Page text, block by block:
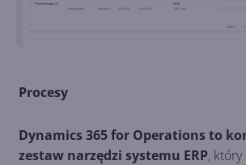
Procesy
Dynamics 365 for Operations to
zestaw narzędzi systemu ERP,